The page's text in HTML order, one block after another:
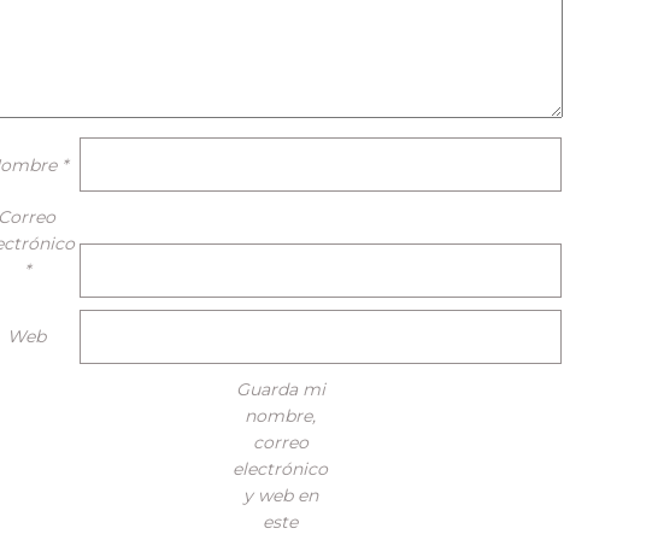
*
*
Web
Guarda mi
nombre,
correo
electrónico
y web en
este